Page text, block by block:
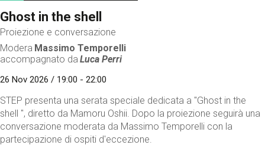
Ghost in the shell
Proiezione e conversazione
Modera Massimo Temporelli
accompagnato da Luca Perri
26 Nov 2026 / 19:00 - 22:00
STEP presenta una serata speciale dedicata a "Ghost in the
shell ", diretto da Mamoru Oshii. Dopo la proiezione seguirà una
conversazione moderata da Massimo Temporelli con la
partecipazione di ospiti d'eccezione.